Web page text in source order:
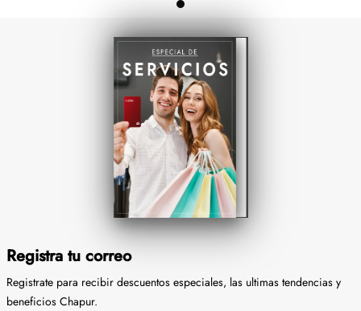
Registra tu correo
Registrate para recibir descuentos especiales, las ultimas tendencias y
beneficios Chapur.